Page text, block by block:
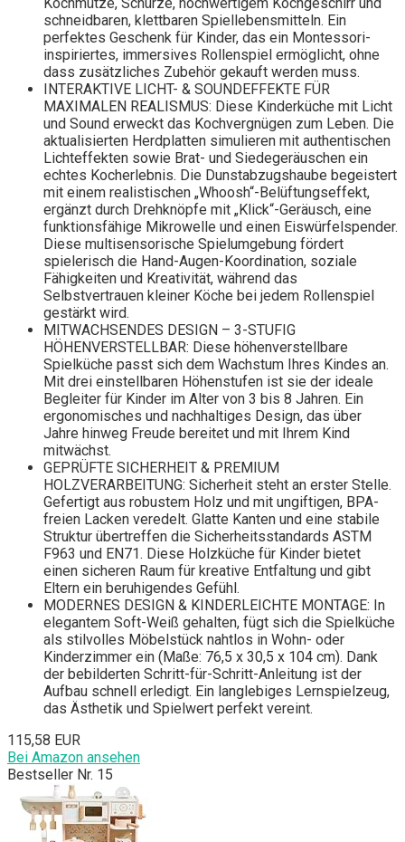
schneidbaren, klettbaren Spiellebensmitteln. Ein
perfektes Geschenk für Kinder, das ein Montessori-
inspiriertes, immersives Rollenspiel ermöglicht, ohne
dass zusätzliches Zubehör gekauft werden muss.
INTERAKTIVE LICHT- & SOUNDEFFEKTE FÜR
MAXIMALEN REALISMUS: Diese Kinderküche mit Licht
und Sound erweckt das Kochvergnügen zum Leben. Die
aktualisierten Herdplatten simulieren mit authentischen
Lichteffekten sowie Brat- und Siedegeräuschen ein
echtes Kocherlebnis. Die Dunstabzugshaube begeistert
mit einem realistischen „Whoosh“-Belüftungseffekt,
ergänzt durch Drehknöpfe mit „Klick“-Geräusch, eine
funktionsfähige Mikrowelle und einen Eiswürfelspender.
Diese multisensorische Spielumgebung fördert
spielerisch die Hand-Augen-Koordination, soziale
Fähigkeiten und Kreativität, während das
Selbstvertrauen kleiner Köche bei jedem Rollenspiel
gestärkt wird.
MITWACHSENDES DESIGN – 3-STUFIG
HÖHENVERSTELLBAR: Diese höhenverstellbare
Spielküche passt sich dem Wachstum Ihres Kindes an.
Mit drei einstellbaren Höhenstufen ist sie der ideale
Begleiter für Kinder im Alter von 3 bis 8 Jahren. Ein
ergonomisches und nachhaltiges Design, das über
Jahre hinweg Freude bereitet und mit Ihrem Kind
mitwächst.
GEPRÜFTE SICHERHEIT & PREMIUM
HOLZVERARBEITUNG: Sicherheit steht an erster Stelle.
Gefertigt aus robustem Holz und mit ungiftigen, BPA-
freien Lacken veredelt. Glatte Kanten und eine stabile
Struktur übertreffen die Sicherheitsstandards ASTM
F963 und EN71. Diese Holzküche für Kinder bietet
einen sicheren Raum für kreative Entfaltung und gibt
Eltern ein beruhigendes Gefühl.
MODERNES DESIGN & KINDERLEICHTE MONTAGE: In
elegantem Soft-Weiß gehalten, fügt sich die Spielküche
als stilvolles Möbelstück nahtlos in Wohn- oder
Kinderzimmer ein (Maße: 76,5 x 30,5 x 104 cm). Dank
der bebilderten Schritt-für-Schritt-Anleitung ist der
Aufbau schnell erledigt. Ein langlebiges Lernspielzeug,
das Ästhetik und Spielwert perfekt vereint.
115,58 EUR
Bei Amazon ansehen
Bestseller Nr. 15